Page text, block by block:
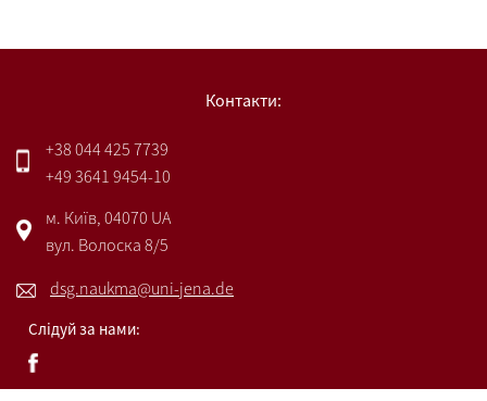
Контакти:
+38 044 425 7739
+49 3641 9454-10
м. Київ, 04070 UA
вул. Волоска 8/5
dsg.naukma@uni-jena.de
Слідуй за нами: